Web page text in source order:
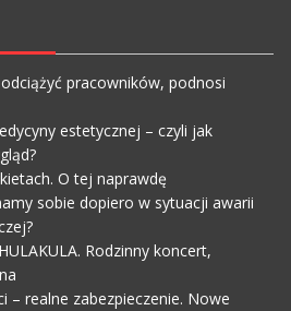
pracowników, podnosi
estetycznej – czyli jak
O tej naprawdę
sobie dopiero w sytuacji awarii
Rodzinny koncert,
– realne zabezpieczenie. Nowe